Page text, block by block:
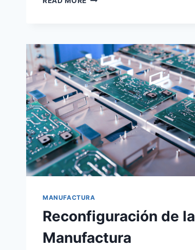
MANUFACTURA
Reconfiguración de la
Manufactura